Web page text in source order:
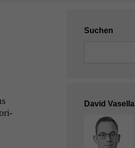
Suchen
David Vasella